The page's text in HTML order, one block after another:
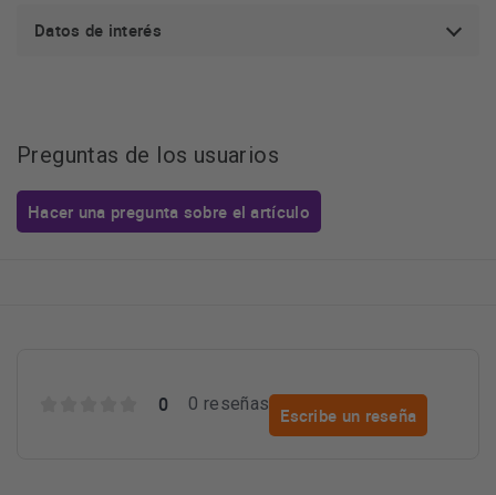
Datos de interés
Preguntas de los usuarios
Hacer una pregunta sobre el artículo
0 0 reseñas
Escribe un reseña